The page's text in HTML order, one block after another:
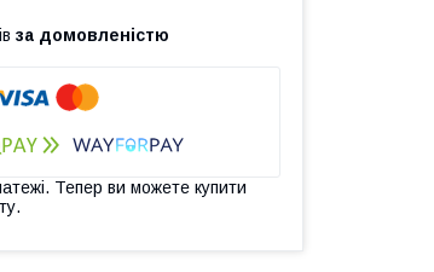
за домовленістю
Тепер ви можете купити